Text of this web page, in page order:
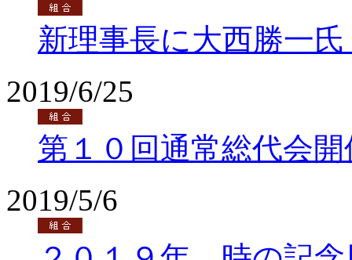
新理事長に大西勝一
2019/6/25
第１０回通常総代会開
2019/5/6